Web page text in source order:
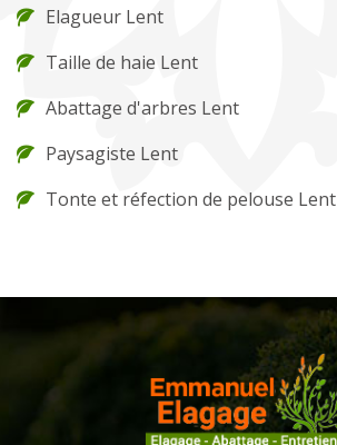
Elagueur Lent
Taille de haie Lent
Abattage d'arbres Lent
Paysagiste Lent
Tonte et réfection de pelouse Lent